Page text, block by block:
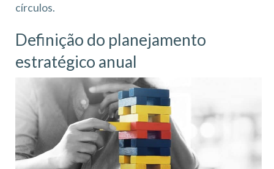
círculos.
Definição do planejamento
estratégico anual